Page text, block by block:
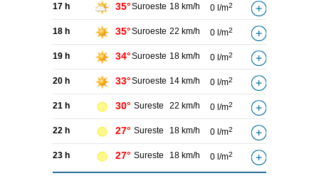
17 h 35°Suroeste 18 km/h 0 l/m2
18 h 35°Suroeste 22 km/h 0 l/m2
19 h 34°Suroeste 18 km/h 0 l/m2
20 h 33°Suroeste 14 km/h 0 l/m2
21 h 30° Sureste 22 km/h 0 l/m2
22 h 27° Sureste 18 km/h 0 l/m2
23 h 27° Sureste 18 km/h 0 l/m2